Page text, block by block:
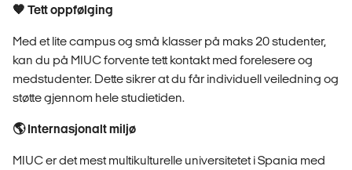
🧡 Tett oppfølging
Med et lite campus og små klasser på maks 20 studenter,
kan du på MIUC forvente tett kontakt med forelesere og
medstudenter. Dette sikrer at du får individuell veiledning og
støtte gjennom hele studietiden.
🌎 Internasjonalt miljø
MIUC er det mest multikulturelle universitetet i Spania med